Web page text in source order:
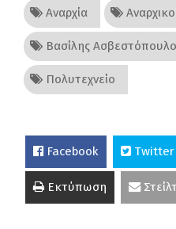
Αναρχία
Βασίλης
Πολυτεχνείο
Facebook Twitter
Εκτύπωση